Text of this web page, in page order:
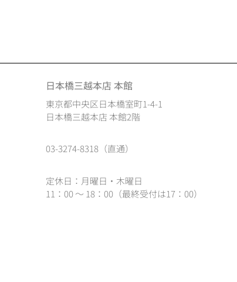
日本橋三越本店 本館
東京都中央区日本橋室町1-4-1
日本橋三越本店 本館2階
03-3274-8318（直通）
定休日：月曜日・木曜日
11：00 ～ 18：00（最終受付は17：00）